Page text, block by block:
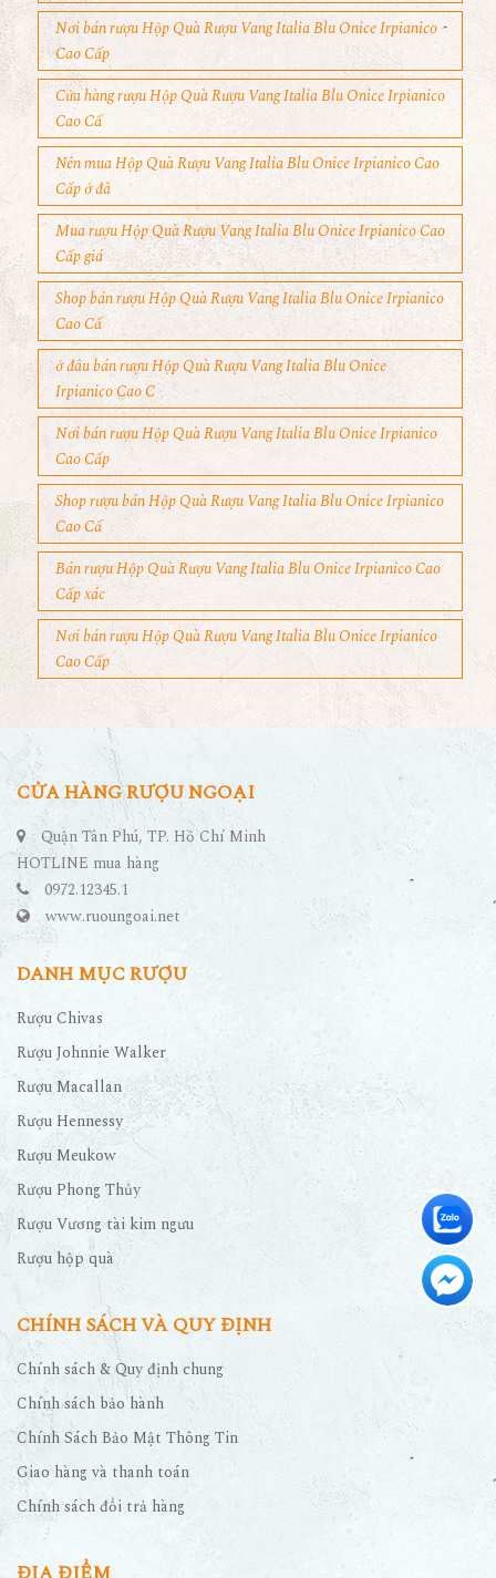
Nơi bán rượu Hộp Quà Rượu Vang Italia Blu Onice Irpianico
Cao Cấp
Cửa hàng rượu Hộp Quà Rượu Vang Italia Blu Onice Irpianico
Cao Cấ
Nên mua Hộp Quà Rượu Vang Italia Blu Onice Irpianico Cao
Cấp ở đâ
Mua rượu Hộp Quà Rượu Vang Italia Blu Onice Irpianico Cao
Cấp giá
Shop bán rượu Hộp Quà Rượu Vang Italia Blu Onice Irpianico
Cao Cấ
ở đâu bán rượu Hộp Quà Rượu Vang Italia Blu Onice
Irpianico Cao C
Nơi bán rượu Hộp Quà Rượu Vang Italia Blu Onice Irpianico
Cao Cấp
Shop rượu bán Hộp Quà Rượu Vang Italia Blu Onice Irpianico
Cao Cấ
Bán rượu Hộp Quà Rượu Vang Italia Blu Onice Irpianico Cao
Cấp xác
Nơi bán rượu Hộp Quà Rượu Vang Italia Blu Onice Irpianico
Cao Cấp
CỬA HÀNG RƯỢU NGOẠI
Quận Tân Phú, TP. Hồ Chí Minh
HOTLINE mua hàng
0972.12345.1
www.ruoungoai.net
DANH MỤC RƯỢU
Rượu Chivas
Rượu Johnnie Walker
Rượu Macallan
Rượu Hennessy
Rượu Meukow
Rượu Phong Thủy
Rượu Vương tài kim ngưu
Rượu hộp quà
CHÍNH SÁCH VÀ QUY ĐỊNH
Chính sách & Quy định chung
Chính sách bảo hành
Chính Sách Bảo Mật Thông Tin
Giao hàng và thanh toán
Chính sách đổi trả hàng